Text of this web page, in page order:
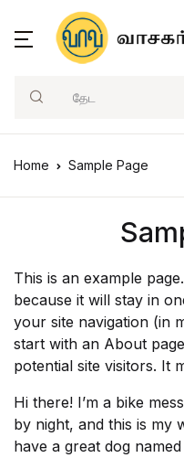
Search
பட்டியல்
வகைகள்
Home Sample Page
This is an example
because it will stay in
your site navigation (in
start with an About
potential site visitors. It
Hi there! I’m a bike
by night, and this is my
have a great dog